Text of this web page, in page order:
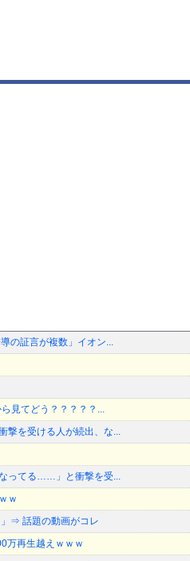
の証言が複数」イオン...
見てどう？？？？？...
撃を受ける人が続出、な...
ってる……」と衝撃を受...
ｗ
⇒ 話題の動画がコレ
万再生越えｗｗｗ